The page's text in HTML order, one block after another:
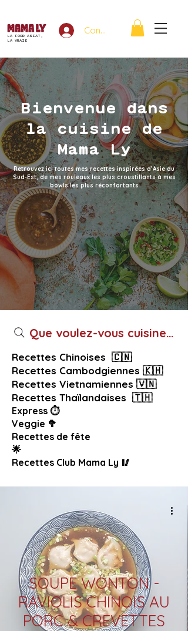
LA FOOD ASIAT,
LA VRAIE
Connexion
Bienvenue dans
la cuisine de
Mama Ly
Retrouvez ici toutes mes recettes inspirées d’Asie du
Sud-Est, de mes rouleaux les plus croustillants à mes
bowls les plus réconfortants
Que voulez-vous cuisiner
Recettes Chinoises 🇨🇳
Recettes Cambodgiennes 🇰🇭
Recettes Vietnamiennes 🇻🇳
Recettes Thaïlandaises 🇹🇭
Express ⏱️
Veggie 🥦
Recettes de fête
🌟
Recettes Club Mama Ly 🥢
SOUPE WONTON -
RAVIOLIS CHINOIS AU
PORC & CREVETTES